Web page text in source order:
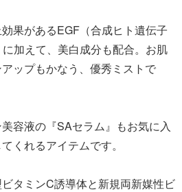
果があるEGF（合成ヒト遺伝子
加えて、美白成分も配合。お肌
ップもかなう、優秀ミストで
容液の『SAセラム』もお気に入
くれるアイテムです。
タミンC誘導体と新規両新媒性ビ